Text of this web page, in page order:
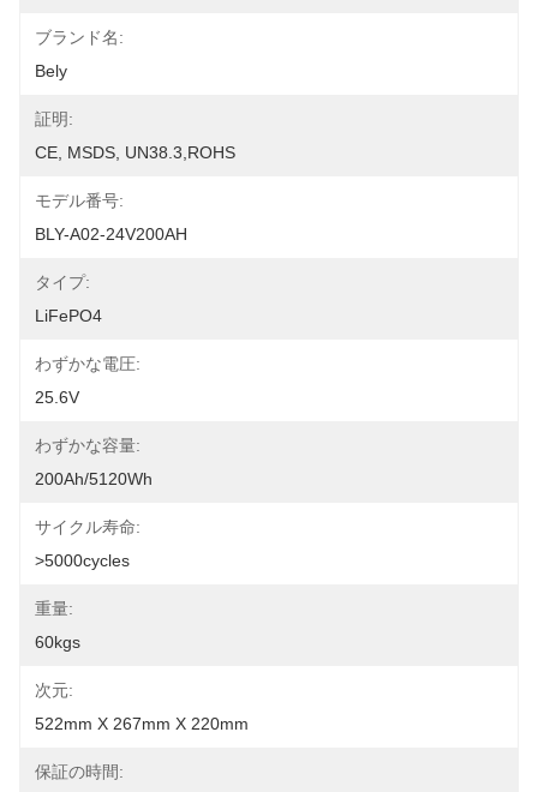
ブランド名:
Bely
証明:
CE, MSDS, UN38.3,ROHS
モデル番号:
BLY-A02-24V200AH
タイプ:
LiFePO4
わずかな電圧:
25.6V
わずかな容量:
200Ah/5120Wh
サイクル寿命:
>5000cycles
重量:
60kgs
次元:
522mm X 267mm X 220mm
保証の時間: